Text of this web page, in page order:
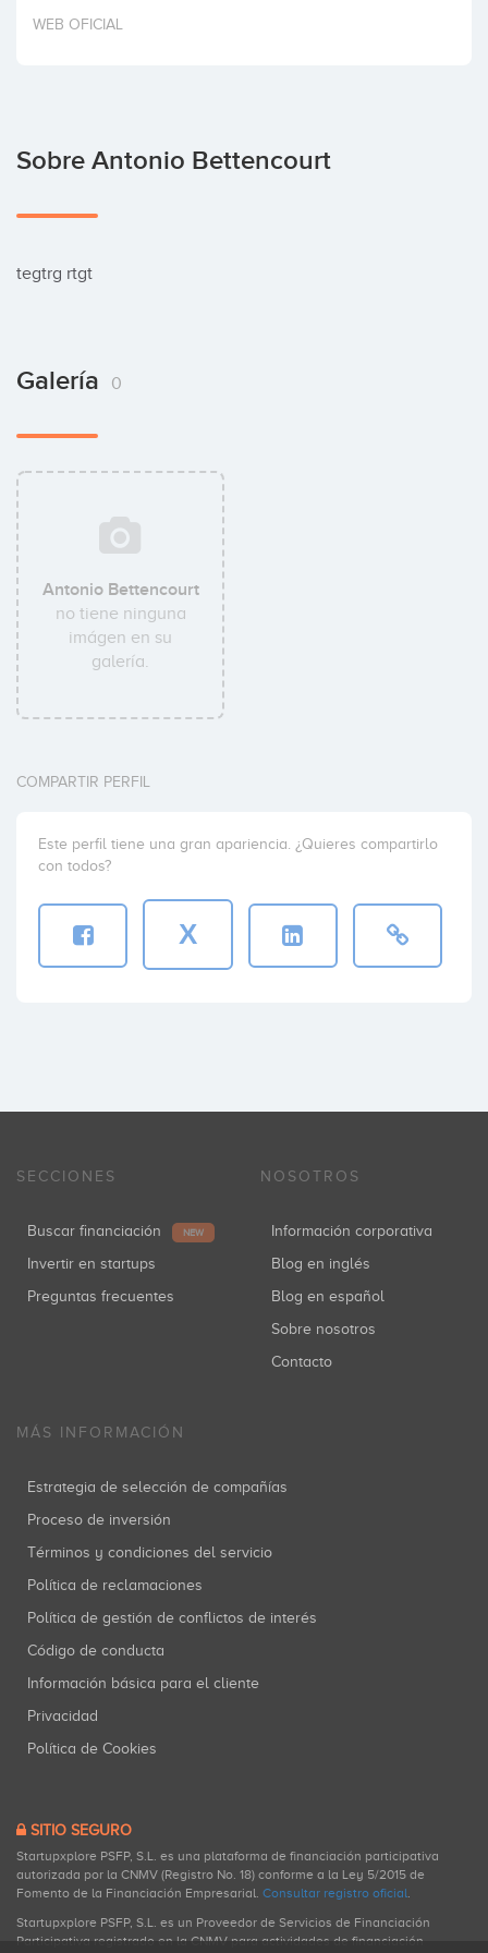
Invertir
WEB OFICIAL
Sobre Antonio Bettencourt
tegtrg rtgt
Galería 0
Antonio Bettencourt
no tiene ninguna
imágen en su
galería.
COMPARTIR PERFIL
Este perfil tiene una gran apariencia. ¿Quieres compartirlo
con todos?
X
SECCIONES
Buscar financiación NEW
Invertir en startups
Preguntas frecuentes
NOSOTROS
Información corporativa
Blog en inglés
Blog en español
Sobre nosotros
Contacto
MÁS INFORMACIÓN
Estrategia de selección de compañías
Proceso de inversión
Términos y condiciones del servicio
Política de reclamaciones
Política de gestión de conflictos de interés
Código de conducta
Información básica para el cliente
Privacidad
Política de Cookies
SITIO SEGURO
Startupxplore PSFP, S.L. es una plataforma de financiación participativa
autorizada por la CNMV (Registro No. 18) conforme a la Ley 5/2015 de
Fomento de la Financiación Empresarial. Consultar registro oficial.
Startupxplore PSFP, S.L. es un Proveedor de Servicios de Financiación
Participativa registrado en la CNMV para actividades de financiación